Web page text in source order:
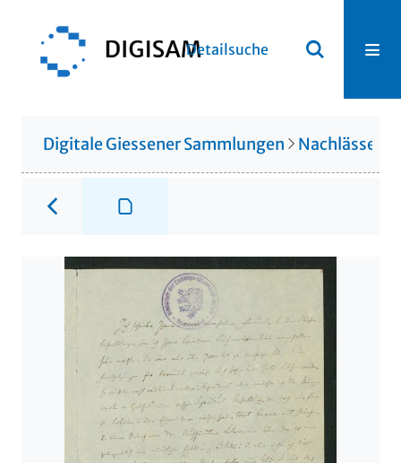
Detailsuche
Digitale Giessener Sammlungen Nachlässe